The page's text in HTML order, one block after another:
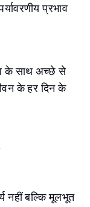
प्रभाव
के साथ अच्छे से
के हर दिन के
नहीं बल्कि मूलभूत